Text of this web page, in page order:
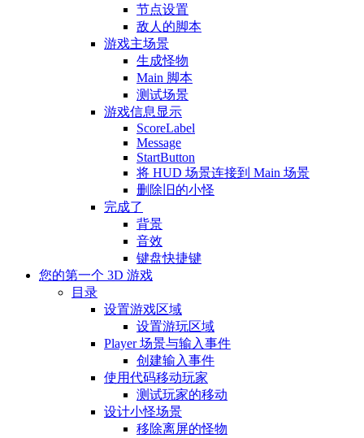
节点设置
敌人的脚本
游戏主场景
生成怪物
Main 脚本
测试场景
游戏信息显示
ScoreLabel
Message
StartButton
将 HUD 场景连接到 Main 场景
删除旧的小怪
完成了
背景
音效
键盘快捷键
您的第一个 3D 游戏
目录
设置游戏区域
设置游玩区域
Player 场景与输入事件
创建输入事件
使用代码移动玩家
测试玩家的移动
设计小怪场景
移除离屏的怪物